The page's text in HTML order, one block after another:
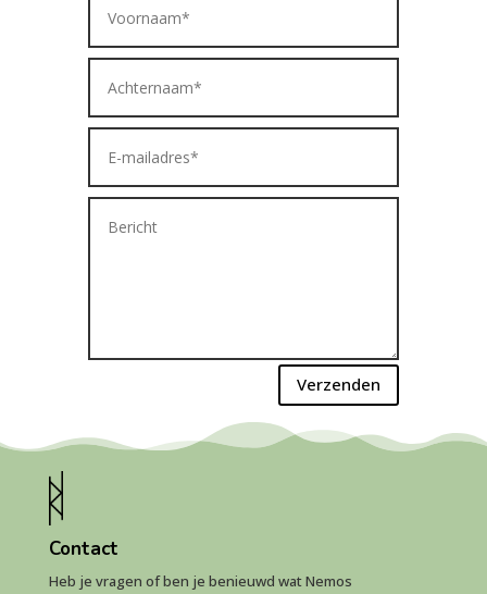
Verzenden
Contact
Heb je vragen of ben je benieuwd wat Nemos